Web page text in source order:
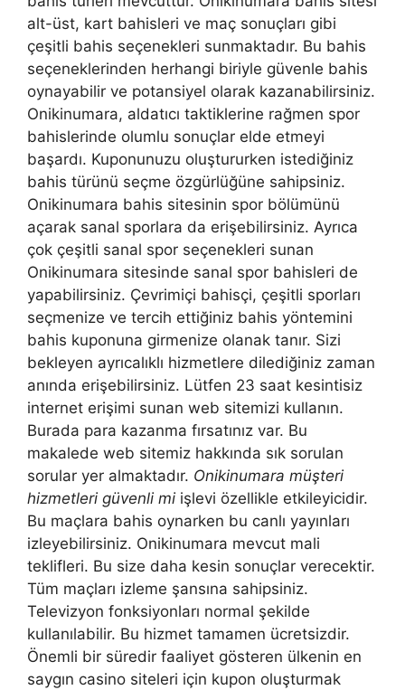
alt-üst, kart bahisleri ve maç sonuçları gibi
çeşitli bahis seçenekleri sunmaktadır. Bu bahis
seçeneklerinden herhangi biriyle güvenle bahis
oynayabilir ve potansiyel olarak kazanabilirsiniz.
Onikinumara, aldatıcı taktiklerine rağmen spor
bahislerinde olumlu sonuçlar elde etmeyi
başardı. Kuponunuzu oluştururken istediğiniz
bahis türünü seçme özgürlüğüne sahipsiniz.
Onikinumara bahis sitesinin spor bölümünü
açarak sanal sporlara da erişebilirsiniz. Ayrıca
çok çeşitli sanal spor seçenekleri sunan
Onikinumara sitesinde sanal spor bahisleri de
yapabilirsiniz. Çevrimiçi bahisçi, çeşitli sporları
seçmenize ve tercih ettiğiniz bahis yöntemini
bahis kuponuna girmenize olanak tanır. Sizi
bekleyen ayrıcalıklı hizmetlere dilediğiniz zaman
anında erişebilirsiniz. Lütfen 23 saat kesintisiz
internet erişimi sunan web sitemizi kullanın.
Burada para kazanma fırsatınız var. Bu
makalede web sitemiz hakkında sık sorulan
sorular yer almaktadır. Onikinumara müşteri
hizmetleri güvenli mi işlevi özellikle etkileyicidir.
Bu maçlara bahis oynarken bu canlı yayınları
izleyebilirsiniz. Onikinumara mevcut mali
teklifleri. Bu size daha kesin sonuçlar verecektir.
Tüm maçları izleme şansına sahipsiniz.
Televizyon fonksiyonları normal şekilde
kullanılabilir. Bu hizmet tamamen ücretsizdir.
Önemli bir süredir faaliyet gösteren ülkenin en
saygın casino siteleri için kupon oluşturmak